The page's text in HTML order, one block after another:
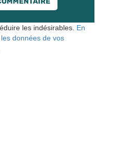
les indésirables. En
données de vos